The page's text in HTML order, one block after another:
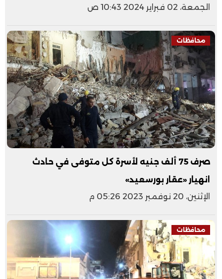
الجمعة، 02 فبراير 2024 10:43 ص
محافظات
صرف 75 ألف جنيه لأسرة كل متوفى في حادث
انهيار «عقار بورسعيد»
الإثنين، 20 نوفمبر 2023 05:26 م
محافظات